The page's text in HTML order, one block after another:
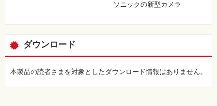
ソニックの新型カメラ
ダウンロード
本製品の読者さまを対象としたダウンロード情報はありません。